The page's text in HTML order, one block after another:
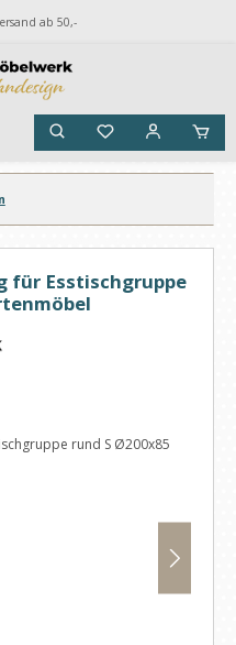
ab 50,-
für Esstischgruppe